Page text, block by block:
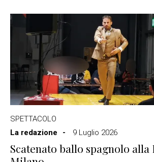
SPETTACOLO
La redazione
9 Luglio 2026
Scatenato ballo spagnolo alla